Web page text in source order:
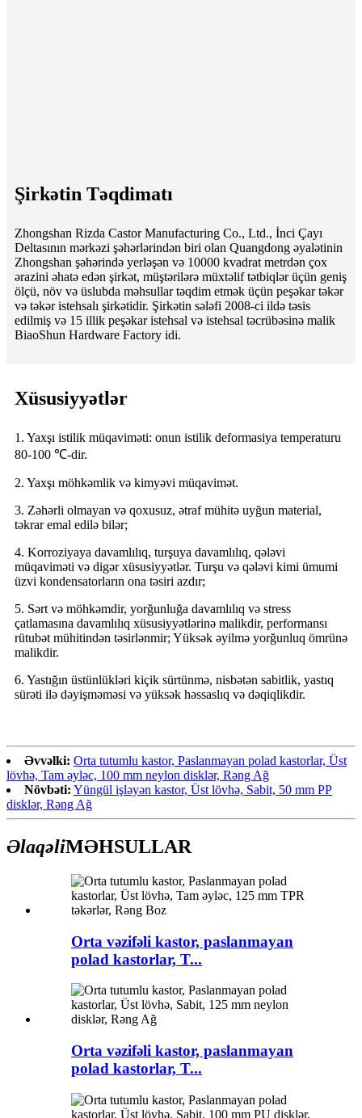
Şirkətin Təqdimatı
Zhongshan Rizda Castor Manufacturing Co., Ltd., İnci Çayı
Deltasının mərkəzi şəhərlərindən biri olan Quangdong əyalətinin
Zhongshan şəhərində yerləşən və 10000 kvadrat metrdən çox
ərazini əhatə edən şirkət, müştərilərə müxtəlif tətbiqlər üçün geniş
ölçü, növ və üslubda məhsullar təqdim etmək üçün peşəkar təkər
və təkər istehsalı şirkətidir. Şirkətin sələfi 2008-ci ildə təsis
edilmiş və 15 illik peşəkar istehsal və istehsal təcrübəsinə malik
BiaoShun Hardware Factory idi.
Xüsusiyyətlər
1. Yaxşı istilik müqaviməti: onun istilik deformasiya temperaturu
80-100 ℃-dir.
2. Yaxşı möhkəmlik və kimyəvi müqavimət.
3. Zəhərli olmayan və qoxusuz, ətraf mühitə uyğun material,
təkrar emal edilə bilər;
4. Korroziyaya davamlılıq, turşuya davamlılıq, qələvi
müqaviməti və digər xüsusiyyətlər. Turşu və qələvi kimi ümumi
üzvi kondensatorların ona təsiri azdır;
5. Sərt və möhkəmdir, yorğunluğa davamlılıq və stress
çatlamasına davamlılıq xüsusiyyətlərinə malikdir, performansı
rütubət mühitindən təsirlənmir; Yüksək əyilmə yorğunluq ömrünə
malikdir.
6. Yastığın üstünlükləri kiçik sürtünmə, nisbətən sabitlik, yastıq
sürəti ilə dəyişməməsi və yüksək həssaslıq və dəqiqlikdir.
Əvvəlki: Orta tutumlu kastor, Paslanmayan polad kastorlar, Üst
lövhə, Tam əyləc, 100 mm neylon disklər, Rəng Ağ
Növbəti: Yüngül işləyən kastor, Üst lövhə, Sabit, 50 mm PP
disklər, Rəng Ağ
ƏlaqəliMƏHSULLAR
Orta vəzifəli kastor, paslanmayan
polad kastorlar, T...
Orta vəzifəli kastor, paslanmayan
polad kastorlar, T...